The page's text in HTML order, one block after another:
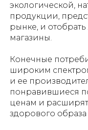
экологической,
продукции,
рынке, и
магазины.
Конечные
широким
и ее
понравившиеся
ценам и
здорового